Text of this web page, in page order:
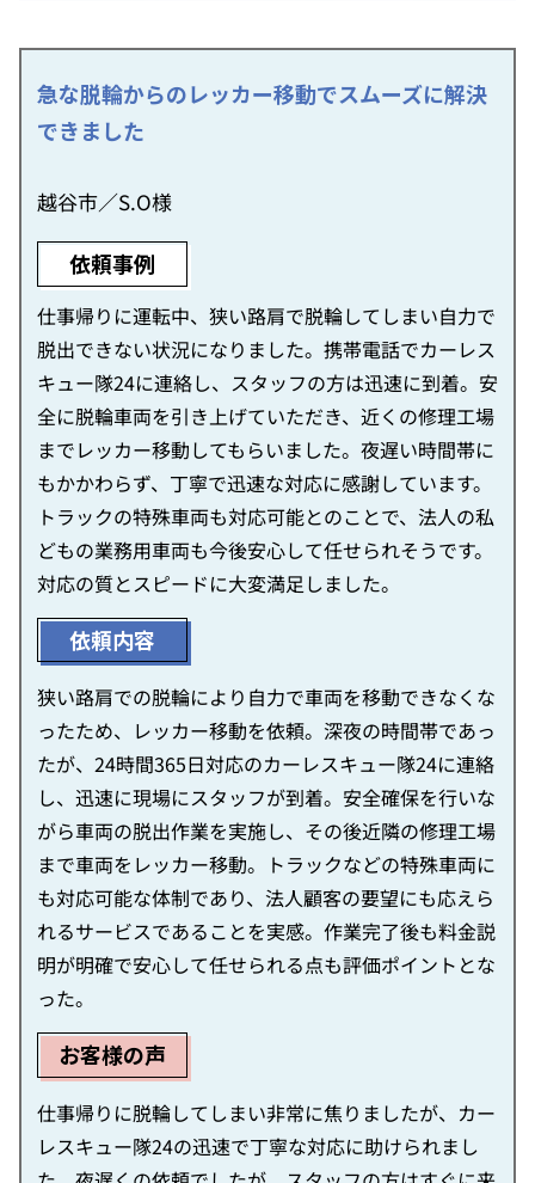
急な脱輪からのレッカー移動でスムーズに解決
できました
越谷市／S.O様
依頼事例
仕事帰りに運転中、狭い路肩で脱輪してしまい自力で
脱出できない状況になりました。携帯電話でカーレス
キュー隊24に連絡し、スタッフの方は迅速に到着。安
全に脱輪車両を引き上げていただき、近くの修理工場
までレッカー移動してもらいました。夜遅い時間帯に
もかかわらず、丁寧で迅速な対応に感謝しています。
トラックの特殊車両も対応可能とのことで、法人の私
どもの業務用車両も今後安心して任せられそうです。
対応の質とスピードに大変満足しました。
依頼内容
狭い路肩での脱輪により自力で車両を移動できなくな
ったため、レッカー移動を依頼。深夜の時間帯であっ
たが、24時間365日対応のカーレスキュー隊24に連絡
し、迅速に現場にスタッフが到着。安全確保を行いな
がら車両の脱出作業を実施し、その後近隣の修理工場
まで車両をレッカー移動。トラックなどの特殊車両に
も対応可能な体制であり、法人顧客の要望にも応えら
れるサービスであることを実感。作業完了後も料金説
明が明確で安心して任せられる点も評価ポイントとな
った。
お客様の声
仕事帰りに脱輪してしまい非常に焦りましたが、カー
レスキュー隊24の迅速で丁寧な対応に助けられまし